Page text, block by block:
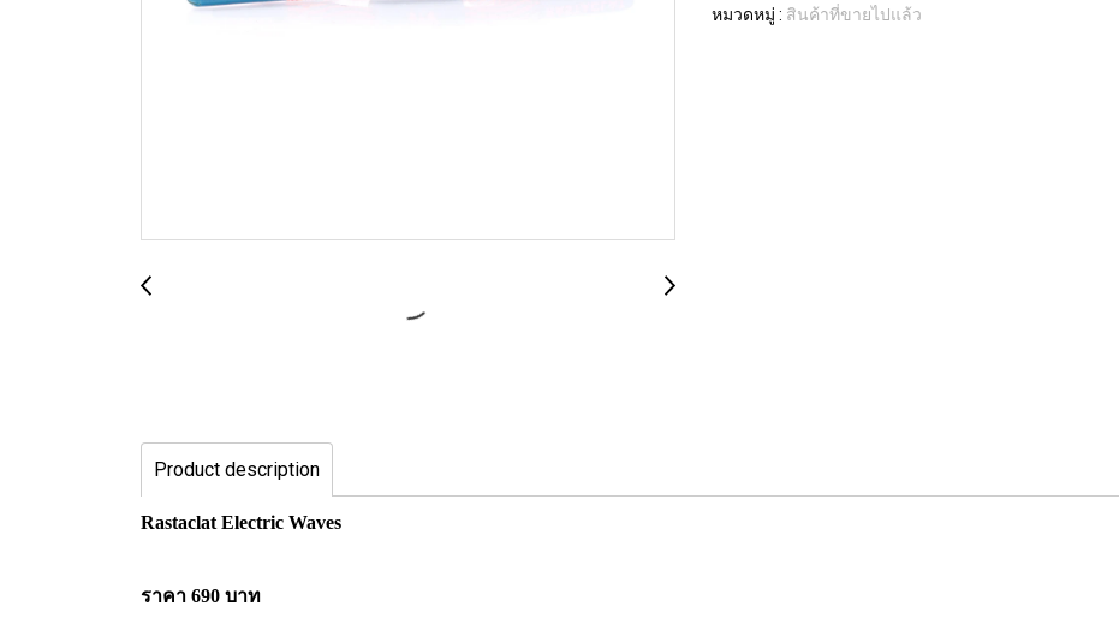
หมวดหมู่ : สินค้าที่ขายไปแล้ว
Product description
Rastaclat Electric Waves
ราคา 690 บาท